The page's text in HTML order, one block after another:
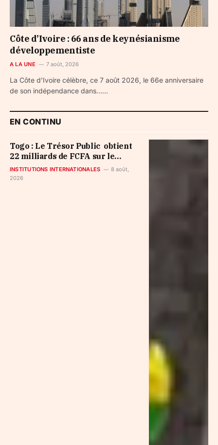
Côte d’Ivoire : 66 ans de keynésianisme
développementiste
A LA UNE 7 août, 2026
La Côte d’Ivoire célèbre, ce 7 août 2026, le 66e anniversaire
de son indépendance dans…...
EN CONTINU
Togo : Le Trésor Public obtient
22 milliards de FCFA sur le
marché financier de l’UMOA
INSTITUTIONS INTERNATIONALES
8 août,
2026